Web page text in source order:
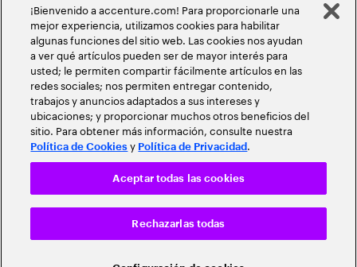
¡Bienvenido a accenture.com! Para proporcionarle una
mejor experiencia, utilizamos cookies para habilitar
algunas funciones del sitio web. Las cookies nos ayudan
a ver qué artículos pueden ser de mayor interés para
usted; le permiten compartir fácilmente artículos en las
redes sociales; nos permiten entregar contenido,
trabajos y anuncios adaptados a sus intereses y
ubicaciones; y proporcionar muchos otros beneficios del
sitio. Para obtener más información, consulte nuestra
Política de Cookies y Política de Privacidad .
Rechazarlas todas
Aceptar todas las cookies